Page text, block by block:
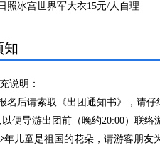
照冰宫世界军大衣15元/人自理
知
说明：
名后请索取《出团通知书》，请
便导游出团前（晚约20:00）联络
年儿童是祖国的花朵，请游客朋友